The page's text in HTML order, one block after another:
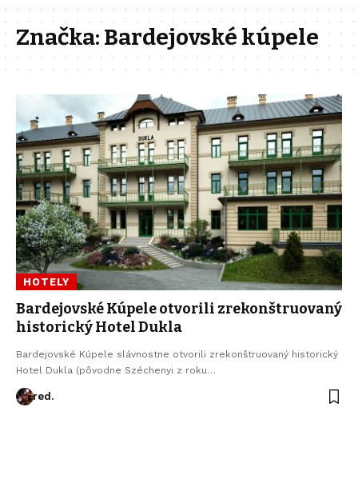
Značka:Bardejovské kúpele
HOTELY
Bardejovské Kúpele otvorili zrekonštruovaný
historický Hotel Dukla
Bardejovské Kúpele slávnostne otvorili zrekonštruovaný historický
Hotel Dukla (pôvodne Széchenyi z roku…
red.